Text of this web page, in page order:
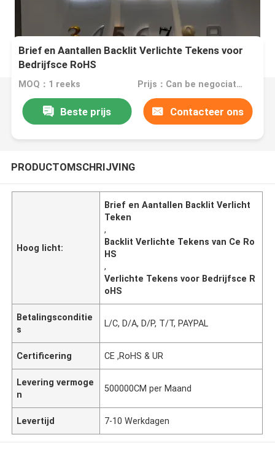
Brief en Aantallen Backlit Verlichte Tekens voor
Bedrijfsce RoHS
MOQ：1 reeks Prijs：Can be negociated
Beste prijs Contacteer ons
PRODUCTOMSCHRIJVING
Hoog licht:
Brief en Aantallen Backlit Verlicht
Teken
,
Backlit Verlichte Tekens van Ce Ro
HS
,
Verlichte Tekens voor Bedrijfsce R
oHS
Betalingsconditie
s
L/C, D/A, D/P, T/T, PAYPAL
Certificering CE ,RoHS & UR
Levering vermoge
n
500000CM per Maand
Levertijd 7-10 Werkdagen